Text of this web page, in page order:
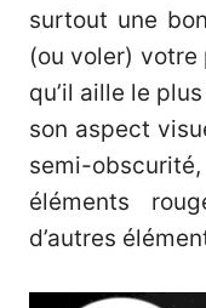
surtout une
(ou voler) votre
qu’il aille le
son aspect
semi-
éléments
d’autres